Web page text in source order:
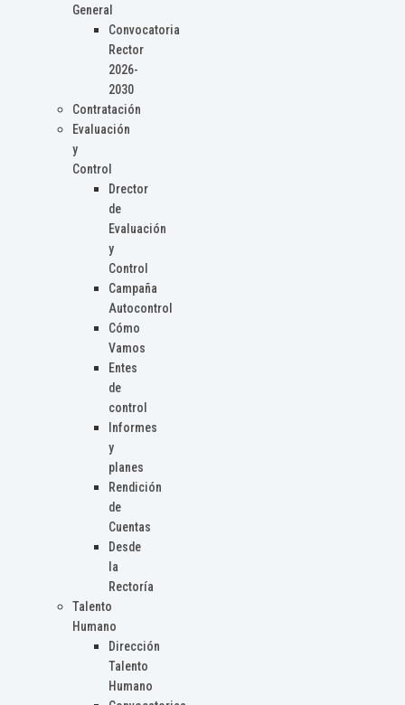
General
Convocatoria
Rector
2026-
2030
Contratación
Evaluación
y
Control
Drector
de
Evaluación
y
Control
Campaña
Autocontrol
Cómo
Vamos
Entes
de
control
Informes
y
planes
Rendición
de
Cuentas
Desde
la
Rectoría
Talento
Humano
Dirección
Talento
Humano